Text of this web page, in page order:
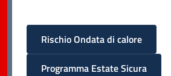
Rischio Ondata di calore
Programma Estate Sicura